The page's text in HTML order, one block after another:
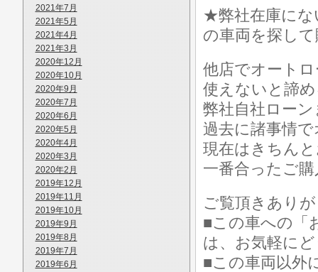
2021年7月
2021年5月
2021年4月
2021年3月
2020年12月
2020年10月
2020年9月
2020年7月
2020年6月
2020年5月
2020年4月
2020年3月
2020年2月
2019年12月
2019年11月
2019年10月
2019年9月
2019年8月
2019年7月
2019年6月
★弊社在庫にな
の車両を探し
他店でオート
使えないと諦
弊社自社ロー
過去に諸事情
現在はきちん
一番合ったご
ご覧頂きあり
■この車への「
は、お気軽に
■この車両以外